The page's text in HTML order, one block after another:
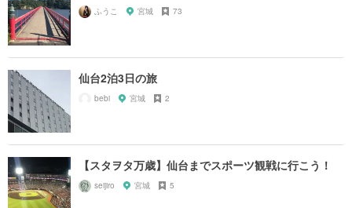
ふうこ 宮城 73
仙台2泊3日の旅
bebi 宮城 2
【スタヲタ万歳】仙台までスポーツ観戦に行こう！
seijiro 宮城 5